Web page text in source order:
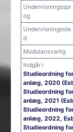
Undervisningsspr
og
Undervisningsste
d
Modulansvarlig
Indgår i
Studieordning
anlæg, 2020
Studieordning
anlæg, 2021
Studieordning
anlæg, 2022,
Studieordning